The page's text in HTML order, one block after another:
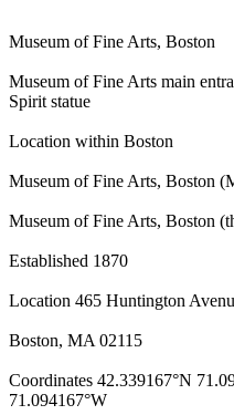
Museum of Fine Arts, Boston
Museum of Fine Arts main
Spirit statue
Location within Boston
Museum of Fine Arts, Boston
Museum of Fine Arts, Boston
Established 1870
Location 465 Huntington
Boston, MA 02115
Coordinates 42.339167°N
71.094167°W